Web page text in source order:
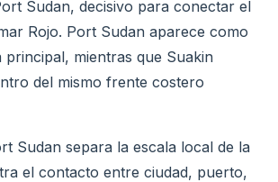
Sudan, decisivo para conectar el
Rojo. Port Sudan aparece como
principal, mientras que Suakin
del mismo frente costero
Sudan separa la escala local de la
el contacto entre ciudad, puerto,